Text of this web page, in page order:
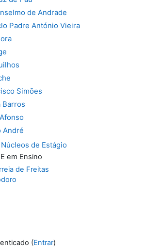
de Andrade
Padre António Vieira
Simões
Barros
André
de Estágio
em Ensino
de Freitas
(Entrar)